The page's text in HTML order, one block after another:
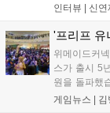
를 추구하다
LoL 챔피언
인터뷰 | 신연
'프리프 유
위메이드커
스가 출시 5
원을 돌파했
스포츠 대회
게임뉴스 | 김